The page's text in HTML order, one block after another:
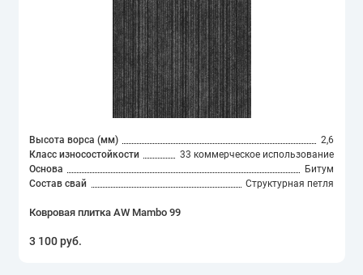
Высота ворса (мм)
2,6
Класс износостойкости
33 коммерческое использование
Основа
Битум
Состав свай
Структурная петля
Ковровая плитка AW Mambo 99
3 100 руб.